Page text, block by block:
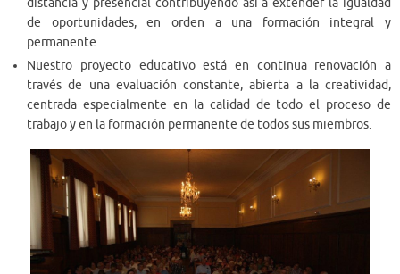
distancia y presencial contribuyendo así a extender la igualdad
de oportunidades, en orden a una formación integral y
permanente.
Nuestro proyecto educativo está en continua renovación a
través de una evaluación constante, abierta a la creatividad,
centrada especialmente en la calidad de todo el proceso de
trabajo y en la formación permanente de todos sus miembros.